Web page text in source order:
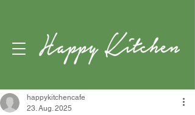
happykitchencafe
23. Aug. 2025